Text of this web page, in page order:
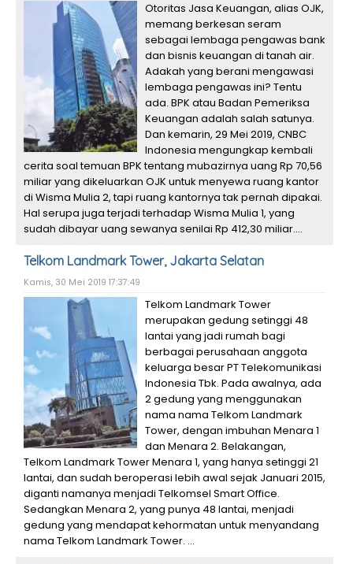
Otoritas Jasa Keuangan, alias OJK,
memang berkesan seram
sebagai lembaga pengawas bank
dan bisnis keuangan di tanah air.
Adakah yang berani mengawasi
lembaga pengawas ini? Tentu
ada. BPK atau Badan Pemeriksa
Keuangan adalah salah satunya.
Dan kemarin, 29 Mei 2019, CNBC
Indonesia mengungkap kembali
cerita soal temuan BPK tentang mubazirnya uang Rp 70,56
miliar yang dikeluarkan OJK untuk menyewa ruang kantor
di Wisma Mulia 2, tapi ruang kantornya tak pernah dipakai.
Hal serupa juga terjadi terhadap Wisma Mulia 1, yang
sudah dibayar uang sewanya senilai Rp 412,30 miliar....
Telkom Landmark Tower, Jakarta Selatan
Kamis, 30 Mei 2019 17:37:49
Telkom Landmark Tower
merupakan gedung setinggi 48
lantai yang jadi rumah bagi
berbagai perusahaan anggota
keluarga besar PT Telekomunikasi
Indonesia Tbk. Pada awalnya, ada
2 gedung yang menggunakan
nama nama Telkom Landmark
Tower, dengan imbuhan Menara 1
dan Menara 2. Belakangan,
Telkom Landmark Tower Menara 1, yang hanya setinggi 21
lantai, dan sudah beroperasi lebih awal sejak Januari 2015,
diganti namanya menjadi Telkomsel Smart Office.
Sedangkan Menara 2, yang punya 48 lantai, menjadi
gedung yang mendapat kehormatan untuk menyandang
nama Telkom Landmark Tower. ...